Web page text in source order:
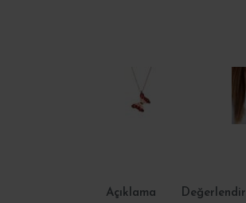
Açıklama